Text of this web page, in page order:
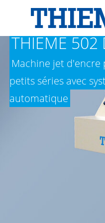
THIEME 502
Machine jet
petits séries avec
automatique